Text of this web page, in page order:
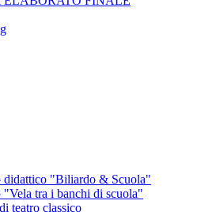
didattico "Biliardo & Scuola"
"Vela tra i banchi di scuola"
teatro classico